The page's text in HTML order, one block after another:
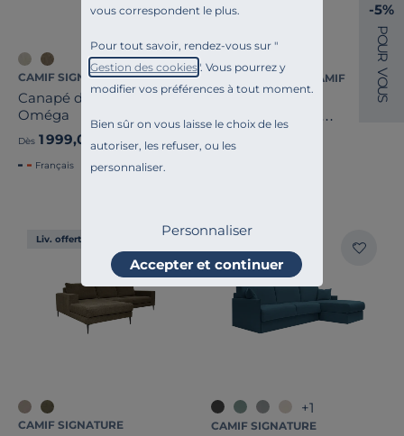
vous correspondent le plus.
Pour tout savoir, rendez-vous sur "
Gestion des cookies". Vous pourrez y
modifier vos préférences à tout moment.
Bien sûr on vous laisse le choix de les
autoriser, les refuser, ou les
personnaliser.
Personnaliser
Accepter et continuer
CAMIF SIGNATURE
Canapé d'angle bouclette
Oméga
Dès 1 999,00 €
Français
ESSENTIELS PAR CAMIF
Canapé d'angle
convertible tissu
déhoussable Aubin
Dès 2 799,00 €
Liv. offerte
CAMIF SIGNATURE
+1
CAMIF SIGNATURE
-5%
P
O
U
R
V
O
U
S